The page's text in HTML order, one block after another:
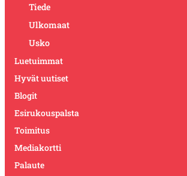
Tiede
Ulkomaat
Usko
Luetuimmat
Hyvät uutiset
Blogit
Esirukouspalsta
Toimitus
Mediakortti
Palaute